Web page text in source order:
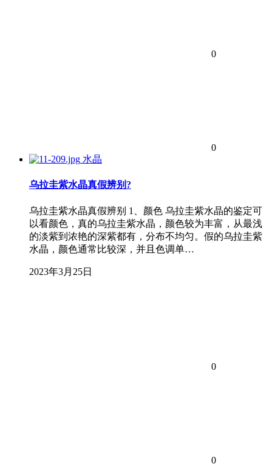
0
0
水晶
乌拉圭紫水晶真假辨别?
乌拉圭紫水晶真假辨别 1、颜色 乌拉圭紫水晶的鉴定可
以看颜色，真的乌拉圭紫水晶，颜色较为丰富，从最浅
的淡紫到浓艳的深紫都有，分布不均匀。假的乌拉圭紫
水晶，颜色通常比较深，并且色调单…
2023年3月25日
0
0